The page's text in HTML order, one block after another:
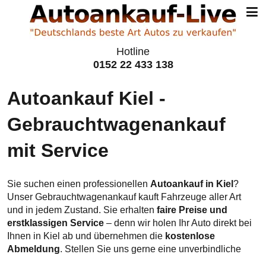
Hotline
0152 22 433 138
Autoankauf Kiel -
Gebraucht­wagen­ankauf
mit Service
Sie suchen einen professionellen Autoankauf in Kiel ?
Unser Gebrauchtwagenankauf kauft Fahrzeuge aller Art
und in jedem Zustand. Sie erhalten faire Preise und
erstklassigen Service – denn wir holen Ihr Auto direkt bei
Ihnen in Kiel ab und übernehmen die kostenlose
Abmeldung. Stellen Sie uns gerne eine unverbindliche